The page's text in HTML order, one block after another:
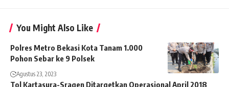
You Might Also Like
Polres Metro Bekasi Kota Tanam 1.000
Pohon Sebar ke 9 Polsek
Agustus 23, 2023
Tol Kartasura-Sragen Ditargetkan Operasional April 2018